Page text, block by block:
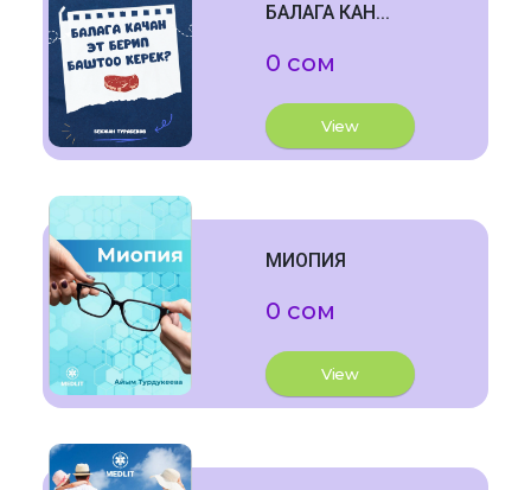
БАЛАГА КАН...
0 сом
View
МИОПИЯ
0 сом
View